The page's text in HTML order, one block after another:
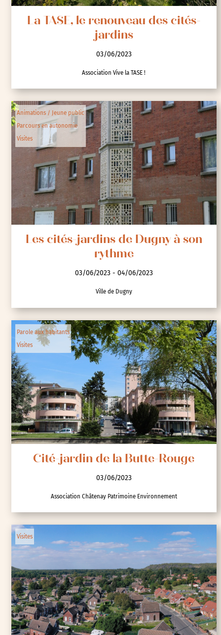
La TASE, le renouveau des cités-
jardins
03/06/2023
Association Vive la TASE !
Animations / Jeune public
Parcours en autonomie
Visites
Les cités-jardins de Dugny à son
rythme
03/06/2023 - 04/06/2023
Ville de Dugny
Parole aux habitants
Visites
Cité-jardin de la Butte-Rouge
03/06/2023
Association Châtenay Patrimoine Environnement
Visites